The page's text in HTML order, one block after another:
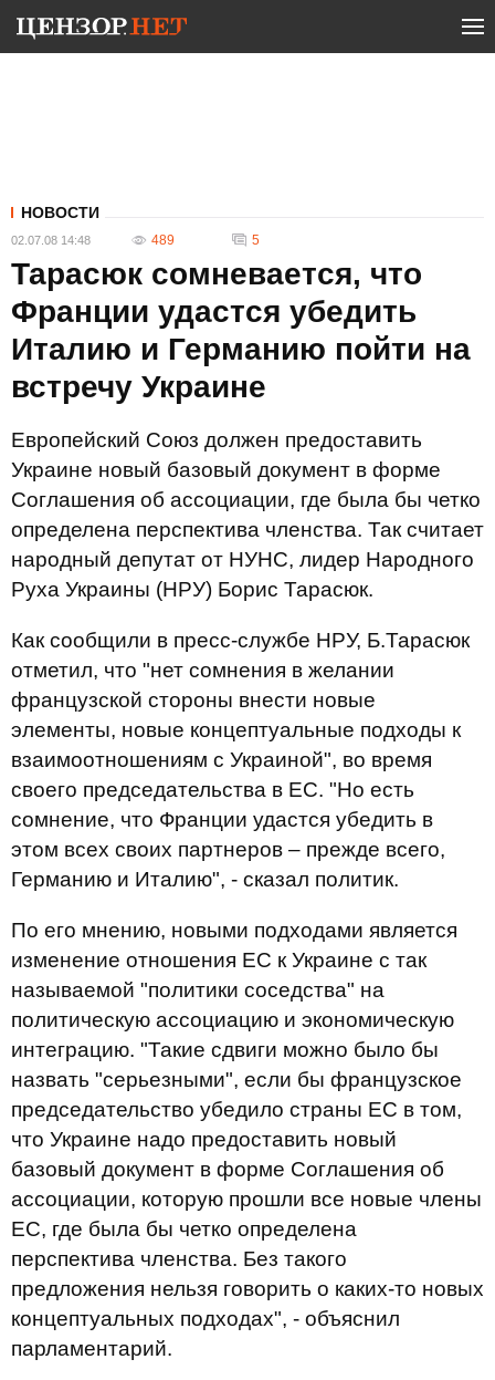
НОВОСТИ
02.07.08 14:48 489 5
Тарасюк сомневается, что
Франции удастся убедить
Италию и Германию пойти на
встречу Украине
Европейский Союз должен предоставить
Украине новый базовый документ в форме
Соглашения об ассоциации, где была бы четко
определена перспектива членства. Так считает
народный депутат от НУНС, лидер Народного
Руха Украины (НРУ) Борис Тарасюк.
Как сообщили в пресс-службе НРУ, Б.Тарасюк
отметил, что "нет сомнения в желании
французской стороны внести новые
элементы, новые концептуальные подходы к
взаимоотношениям с Украиной", во время
своего председательства в ЕС. "Но есть
сомнение, что Франции удастся убедить в
этом всех своих партнеров – прежде всего,
Германию и Италию", - сказал политик.
По его мнению, новыми подходами является
изменение отношения ЕС к Украине с так
называемой "политики соседства" на
политическую ассоциацию и экономическую
интеграцию. "Такие сдвиги можно было бы
назвать "серьезными", если бы французское
председательство убедило страны ЕС в том,
что Украине надо предоставить новый
базовый документ в форме Соглашения об
ассоциации, которую прошли все новые члены
ЕС, где была бы четко определена
перспектива членства. Без такого
предложения нельзя говорить о каких-то новых
концептуальных подходах", - объяснил
парламентарий.